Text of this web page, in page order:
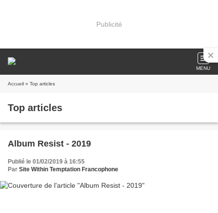
Publicité
MENU
Accueil » Top articles
Top articles
Album Resist - 2019
Publié le 01/02/2019 à 16:55
Par Site Within Temptation Francophone